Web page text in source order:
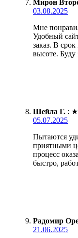
Мирон
03.08.2025
Мне
Удобный
заказ. В
высоте. Буду
Шейла Г. : ★
05.07.2025
Пытаются
приятными
процесс
быстро,
Радомир
21.06.2025